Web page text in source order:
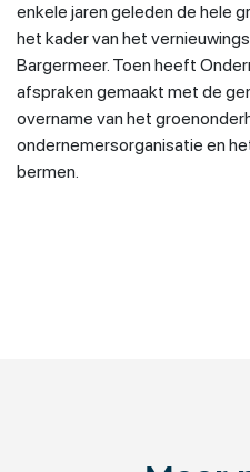
enkele jaren geleden de hele
het kader van het
Bargermeer. Toen heeft
afspraken gemaakt met de
overname van het
ondernemersorganisatie en
bermen.